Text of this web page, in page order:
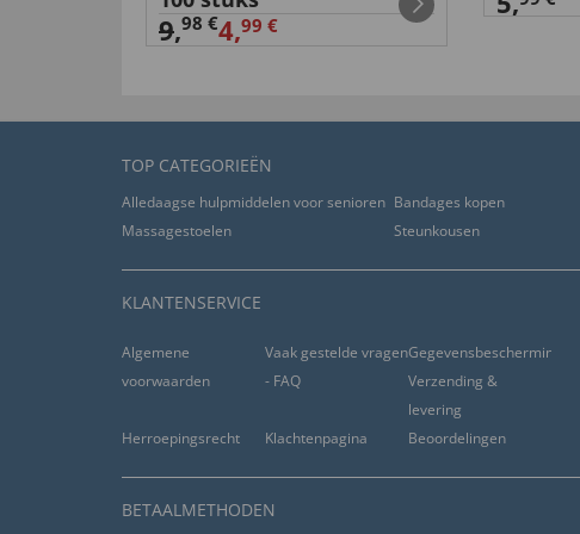
“Sofort eingesetzt”
Gut zu handhaben
“Gut”
nuttig (0)
gute Qualität
vanWerner R . door10.06.2019
“schon bekannt, sehr zufrieden.”
9,98 €4,99 €
TOP CATEGORIEËN
Alledaagse hulpmiddelen voor senioren Bandages kopen
Massagestoelen
Steunkousen
KLANTENSERVICE
Algemene
voorwaarden
Vaak gestelde vragen
- FAQ
Gegevensbescherming
Verzending &
levering
Herroepingsrecht
Klachtenpagina Beoordelingen
BETAALMETHODEN